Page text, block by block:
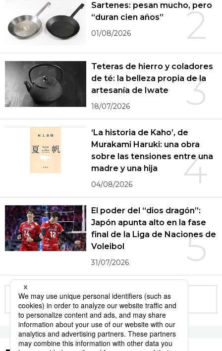
2
Sartenes: pesan mucho, pero
“duran cien años”
01/08/2026
3
Teteras de hierro y coladores
de té: la belleza propia de la
artesanía de Iwate
18/07/2026
4
‘La historia de Kaho’, de
Murakami Haruki: una obra
sobre las tensiones entre una
madre y una hija
04/08/2026
5
El poder del “dios dragón”:
Japón apunta alto en la fase
final de la Liga de Naciones de
Voleibol
31/07/2026
More in this series